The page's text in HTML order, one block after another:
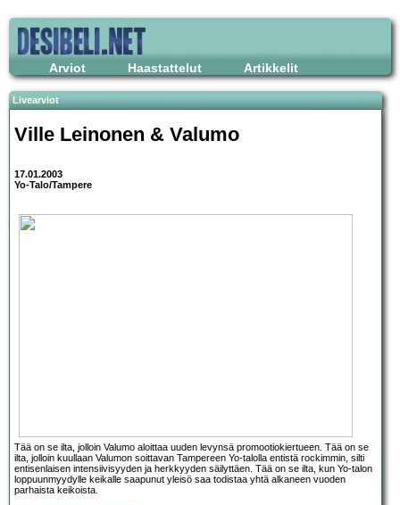
Arviot Haastattelut Artikkelit
Livearviot
Ville Leinonen & Valumo
17.01.2003
Yo-Talo/Tampere
Tää on se ilta, jolloin Valumo aloittaa uuden levynsä promootiokiertueen. Tää on se
ilta, jolloin kuullaan Valumon soittavan Tampereen Yo-talolla entistä rockimmin, silti
entisenlaisen intensiivisyyden ja herkkyyden säilyttäen. Tää on se ilta, kun Yo-talon
loppuunmyydylle keikalle saapunut yleisö saa todistaa yhtä alkaneen vuoden
parhaista keikoista.